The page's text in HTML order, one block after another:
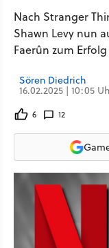
Nach Stranger
Shawn Levy nun
Faerûn zum
Sören Diedrich
16.02.2025 | 10:05
6 12